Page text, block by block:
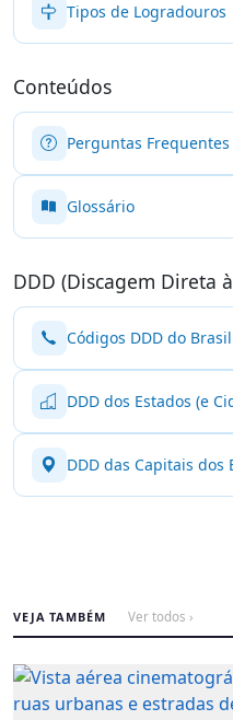
Tipos de Logradouros
Conteúdos
Perguntas Frequentes
Glossário
DDD (Discagem Direta
Códigos DDD do Brasil
DDD dos Estados (e
DDD das Capitais dos
VEJA TAMBÉM Ver todos ›